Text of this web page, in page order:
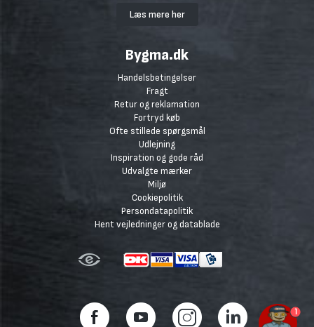
Læs mere her
Bygma.dk
Handelsbetingelser
Fragt
Retur og reklamation
Fortryd køb
Ofte stillede spørgsmål
Udlejning
Inspiration og gode råd
Udvalgte mærker
Miljø
Cookiepolitik
Persondatapolitik
Hent vejledninger og datablade
1